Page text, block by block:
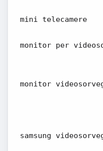
mini telecamere
monitor per
monitor
samsung